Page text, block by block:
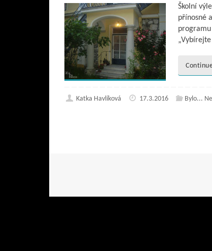
Školní
přínosné
Katka Havlíková 17.3.2016 Bylo...